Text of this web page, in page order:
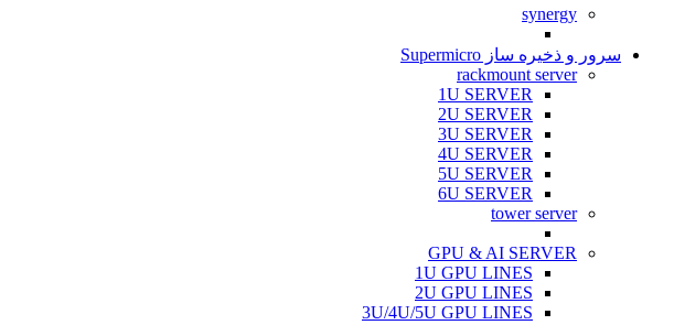
synergy
سرور و ذخیره ساز Supermicro
rackmount server
1U SERVER
2U SERVER
3U SERVER
4U SERVER
5U SERVER
6U SERVER
tower server
GPU & AI SERVER
1U GPU LINES
2U GPU LINES
3U/4U/5U GPU LINES